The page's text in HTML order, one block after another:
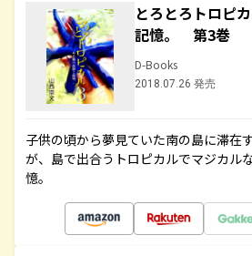
とろとろトロピ
記憶。 第3巻
D-Books
2018.07.26 発売
子供の頃から夢見ていた南の島に滞在
が、島で出合うトロピカルでマジカル
憶。